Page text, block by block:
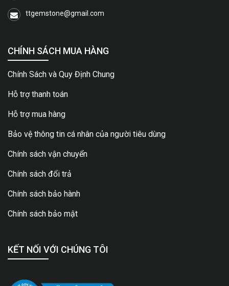
ttgemstone@gmail.com
CHÍNH SÁCH MUA HÀNG
Chính Sách và Quy Định Chung
Hỗ trợ thanh toán
Hỗ trợ mua hàng
Bảo vệ thông tin cá nhân của người tiêu dùng
Chính sách vận chuyển
Chính sách đổi trả
Chính sách bảo hành
Chính sách bảo mật
KẾT NỐI VỚI CHÚNG TÔI